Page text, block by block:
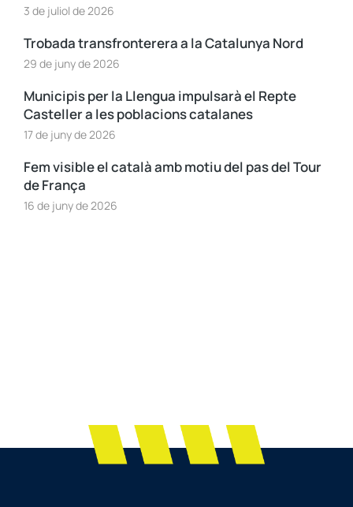
3 de juliol de 2026
Trobada transfronterera a la Catalunya Nord
29 de juny de 2026
Municipis per la Llengua impulsarà el Repte
Casteller a les poblacions catalanes
17 de juny de 2026
Fem visible el català amb motiu del pas del Tour
de França
16 de juny de 2026